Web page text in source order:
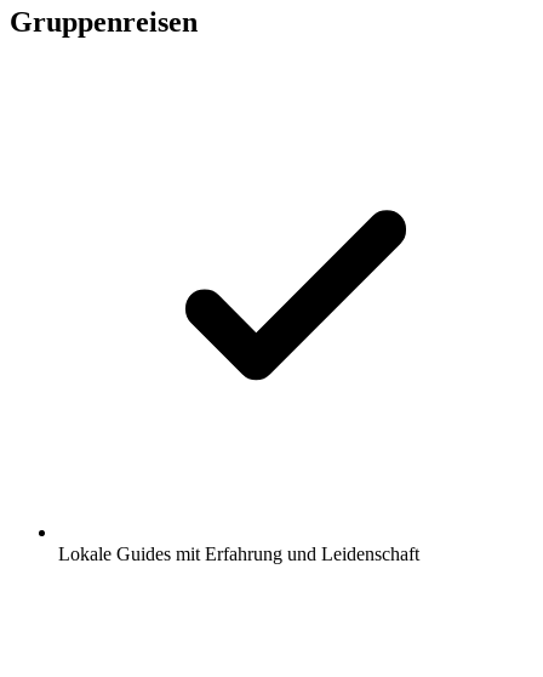
Gruppenreisen
Lokale Guides mit Erfahrung und Leidenschaft